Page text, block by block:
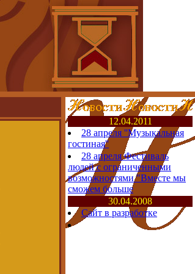
12.04.2011
28 апреля ''Музыкальная
гостиная''
28 апреля Фестиваль
людей с ограниченными
возможностями "Вместе мы
сможем больше
30.04.2008
Сайт в разработке